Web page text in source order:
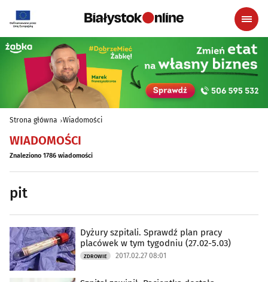
Strona główna Wiadomości
WIADOMOŚCI
Znaleziono 1786 wiadomości
pit
Dyżury szpitali. Sprawdź plan pracy
placówek w tym tygodniu (27.02-5.03)
ZDROWIE 2017.02.27 08:01